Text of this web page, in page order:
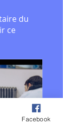
du
ce
Facebook